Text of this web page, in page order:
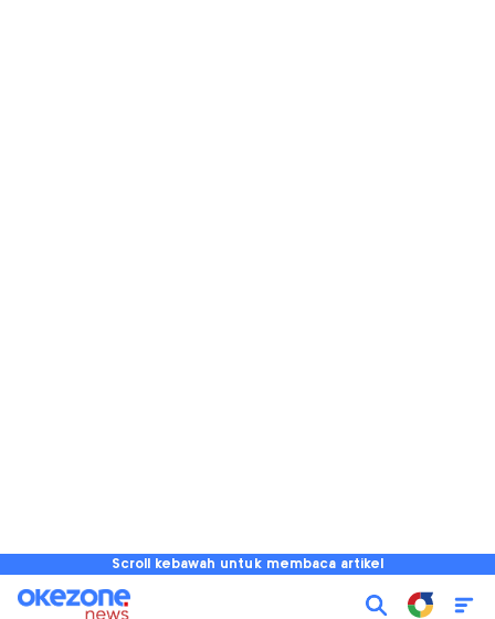
Scroll kebawah untuk membaca artikel